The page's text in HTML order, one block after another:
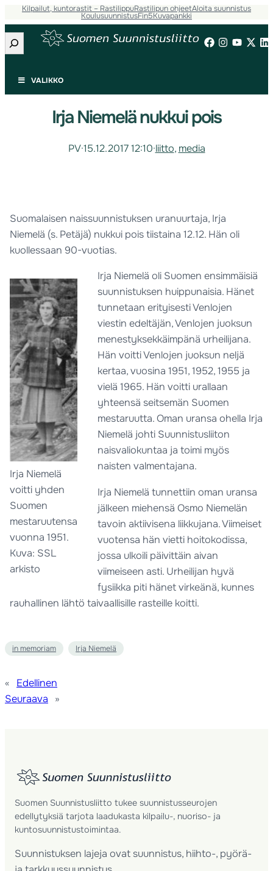
Kilpailut, kuntorastit – RastilippuRastilipun ohjeetAloita suunnistus
KoulusuunnistusFin5Kuvapankki
Etsi
VALIKKO
Irja Niemelä nukkui pois
PV·15.12.2017 12:10·liitto, media
Suomalaisen naissuunnistuksen uranuurtaja, Irja
Niemelä (s. Petäjä) nukkui pois tiistaina 12.12. Hän oli
kuollessaan 90-vuotias.
Irja Niemelä
voitti yhden
Suomen
mestaruutensa
vuonna 1951.
Kuva: SSL
arkisto
Irja Niemelä oli Suomen ensimmäisiä
suunnistuksen huippunaisia. Hänet
tunnetaan erityisesti Venlojen
viestin edeltäjän, Venlojen juoksun
menestyksekkäimpänä urheilijana.
Hän voitti Venlojen juoksun neljä
kertaa, vuosina 1951, 1952, 1955 ja
vielä 1965. Hän voitti urallaan
yhteensä seitsemän Suomen
mestaruutta. Oman uransa ohella Irja
Niemelä johti Suunnistusliiton
naisvaliokuntaa ja toimi myös
naisten valmentajana.
Irja Niemelä tunnettiin oman uransa
jälkeen miehensä Osmo Niemelän
tavoin aktiivisena liikkujana. Viimeiset
vuotensa hän vietti hoitokodissa,
jossa ulkoili päivittäin aivan
viimeiseen asti. Urheilijan hyvä
fysiikka piti hänet virkeänä, kunnes
rauhallinen lähtö taivaallisille rasteille koitti.
in memoriam Irja Niemelä
«
Edellinen
Seuraava
»
Suomen Suunnistusliitto tukee suunnistusseurojen
edellytyksiä tarjota laadukasta kilpailu-, nuoriso- ja
kuntosuunnistustoimintaa.
Suunnistuksen lajeja ovat suunnistus, hiihto-, pyörä-